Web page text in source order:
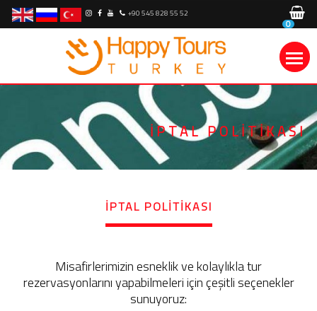
+90 545 828 55 52
0
İPTAL POLITIKASI
İPTAL POLITIKASI
Misafirlerimizin esneklik ve kolaylıkla tur
rezervasyonlarını yapabilmeleri için çeşitli seçenekler
sunuyoruz: